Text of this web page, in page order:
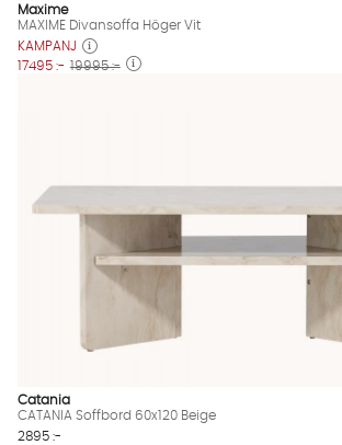
Maxime
MAXIME Divansoffa Höger Vit
KAMPANJ
17495 :- 19995 :-
Catania
CATANIA Soffbord 60x120 Beige
2895 :-